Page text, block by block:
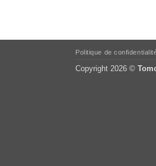
Politique de
Copyright 2026 ©